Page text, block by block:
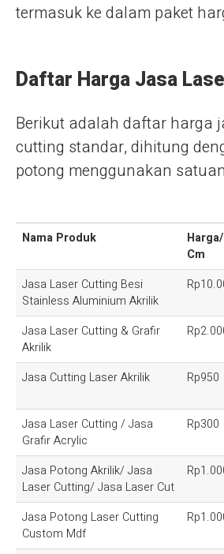
termasuk ke dalam paket
Daftar Harga Jasa
Berikut adalah daftar harga
cutting standar, dihitung
potong menggunakan
Nama Produk
Cm
Jasa Laser Cutting Besi
Stainless Aluminium Akrilik
Jasa Laser Cutting & Grafir
Akrilik
Jasa Cutting Laser Akrilik
Rp950
Jasa Laser Cutting / Jasa
Grafir Acrylic
Rp300
Jasa Potong Akrilik/ Jasa
Laser Cutting/ Jasa Laser Cut
Jasa Potong Laser Cutting
Custom Mdf